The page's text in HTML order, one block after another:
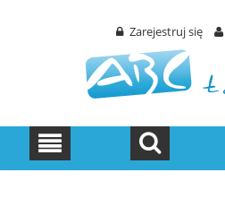
Zarejestruj się